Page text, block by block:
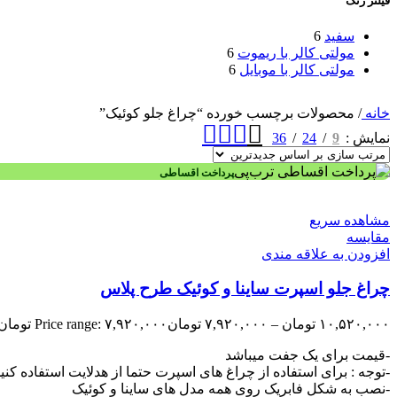
سفید 6
مولتی کالر با ریموت 6
مولتی کالر با موبایل 6
خانه/ محصولات برچسب خورده “چراغ جلو کوئیک”
نمایش
9
24
36
پرداخت اقساطی
مشاهده سریع
مقایسه
افزودن به علاقه مندی
چراغ جلو اسپرت ساینا و کوئیک طرح پلاس
۱۰,۵۲۰,۰۰۰ تومان – ۷,۹۲۰,۰۰۰ تومان Price range: ۷,۹۲۰,۰۰۰ تومان through ۱۰,۵۲۰,۰۰۰ تومان
-قیمت برای یک جفت میباشد
-توجه : برای استفاده از چراغ های اسپرت حتما از هدلایت استفاده
-نصب به شکل فابریک روی همه مدل های ساینا و کوئیک